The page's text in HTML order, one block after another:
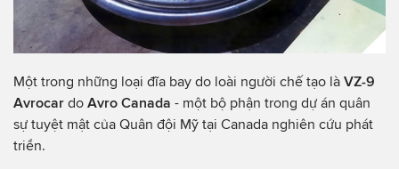
Một trong những loại đĩa bay do loài người chế tạo là VZ-9
Avrocar do Avro Canada - một bộ phận trong dự án quân
sự tuyệt mật của Quân đội Mỹ tại Canada nghiên cứu phát
triển.